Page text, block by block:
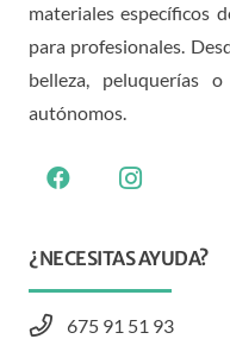
materiales específicos
para profesionales.
belleza, peluquerías
autónomos.
¿NECESITAS AYUDA?
675 91 51 93